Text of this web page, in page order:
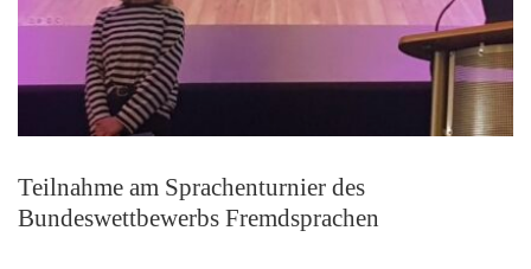
Teilnahme am Sprachenturnier des
Bundeswettbewerbs Fremdsprachen